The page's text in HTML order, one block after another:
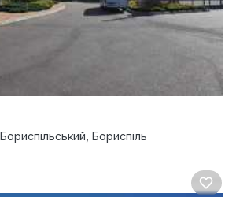
Бориспіль